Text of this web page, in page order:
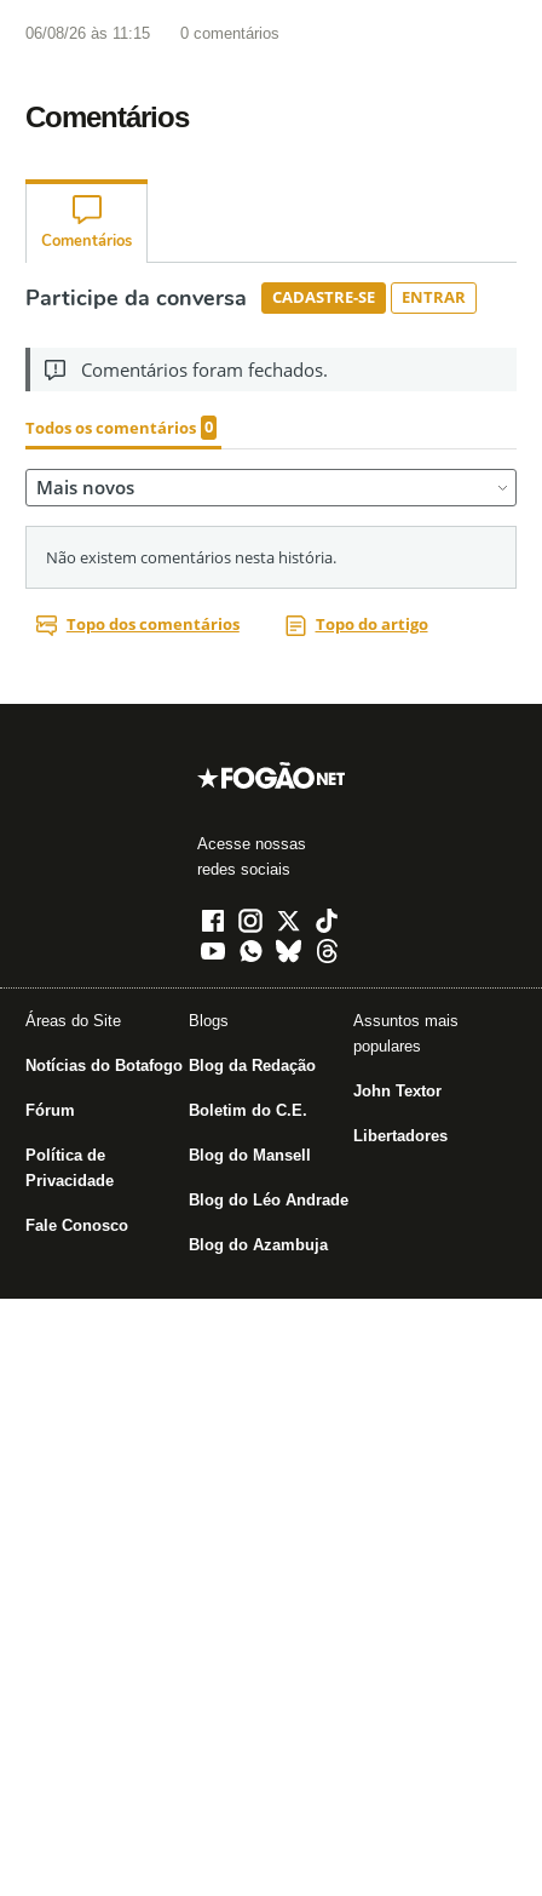
06/08/26 às 11:15 0 comentários
Comentários
Acesse nossas
redes sociais
Áreas do Site
Notícias do Botafogo
Fórum
Política de
Privacidade
Fale Conosco
Blogs
Blog da Redação
Boletim do C.E.
Blog do Mansell
Blog do Léo Andrade
Blog do Azambuja
Assuntos mais
populares
John Textor
Libertadores